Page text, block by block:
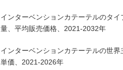
インターベンションカテーテルのタ
量、平均販売価格、2021-2032年
インターベンションカテーテルの世
単価、2021-2026年